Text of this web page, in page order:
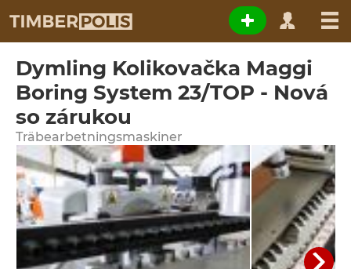
Dymling Kolikovačka Maggi
Boring System 23/TOP - Nová
so zárukou
Träbearbetningsmaskiner